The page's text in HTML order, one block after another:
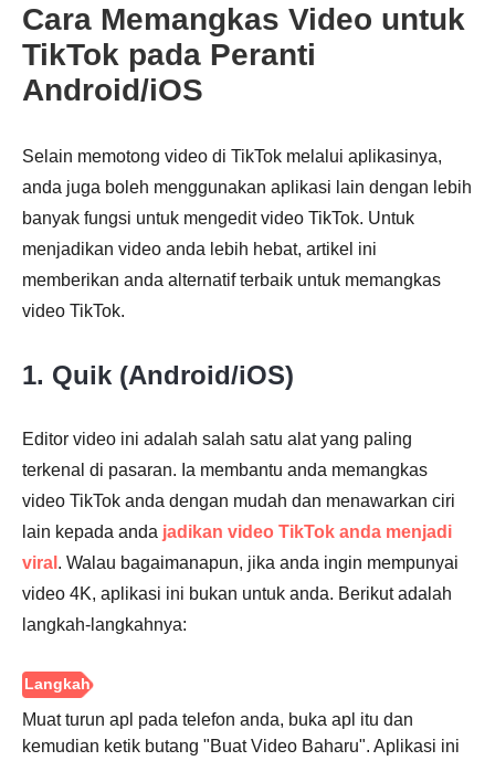
Langkah
4.
Cara Memangkas Video untuk
TikTok pada Peranti
Android/iOS
Selain memotong video di TikTok melalui aplikasinya,
anda juga boleh menggunakan aplikasi lain dengan lebih
banyak fungsi untuk mengedit video TikTok. Untuk
menjadikan video anda lebih hebat, artikel ini
memberikan anda alternatif terbaik untuk memangkas
video TikTok.
1. Quik (Android/iOS)
Editor video ini adalah salah satu alat yang paling
terkenal di pasaran. Ia membantu anda memangkas
video TikTok anda dengan mudah dan menawarkan ciri
lain kepada anda jadikan video TikTok anda menjadi
viral . Walau bagaimanapun, jika anda ingin mempunyai
video 4K, aplikasi ini bukan untuk anda. Berikut adalah
langkah-langkahnya:
Muat turun apl pada telefon anda, buka apl itu dan
kemudian ketik butang "Buat Video Baharu". Aplikasi ini